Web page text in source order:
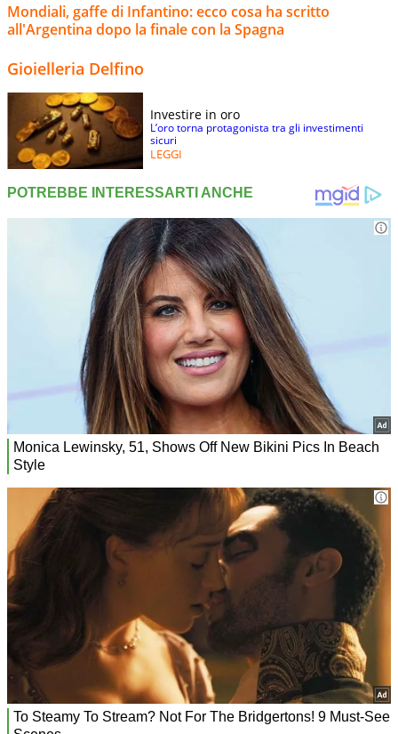
Mondiali, gaffe di Infantino: ecco cosa ha scritto
all'Argentina dopo la finale con la Spagna
Gioielleria Delfino
Investire in oro
L’oro torna protagonista tra gli investimenti
sicuri
LEGGI